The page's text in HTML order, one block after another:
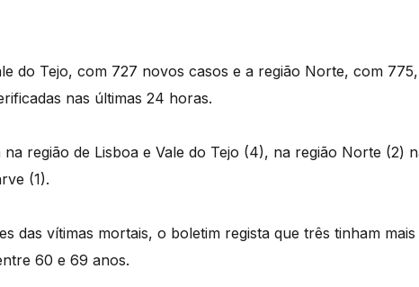
do Tejo, com 727 novos casos e a região Norte, com
nas últimas 24 horas.
região de Lisboa e Vale do Tejo (4), na região Norte (2)
(1).
das vítimas mortais, o boletim regista que três tinham
60 e 69 anos.